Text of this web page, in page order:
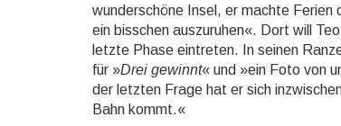
wun­der­schöne Insel, er machte
ein biss­chen aus­zu­ru­hen«. Dort will
letzte Phase ein­tre­ten. In sei­nen
für »Drei gewinnt« und »ein Foto von
der letz­ten Frage hat er sich
Bahn kommt.«